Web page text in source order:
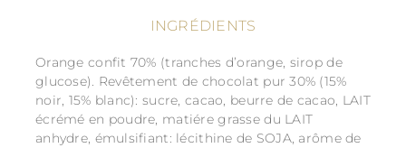
INGRÉDIENTS
Orange confit 70% (tranches d’orange, sirop de
glucose). Revêtement de chocolat pur 30% (15%
noir, 15% blanc): sucre, cacao, beurre de cacao, LAIT
écrémé en poudre, matiére grasse du LAIT
anhydre, émulsifiant: lécithine de SOJA, arôme de